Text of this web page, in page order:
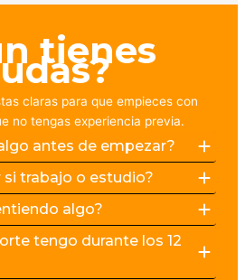
tienes
claras para que empieces con
no tengas experiencia previa.
antes de empezar?
trabajo o estudio?
algo?
tengo durante los 12